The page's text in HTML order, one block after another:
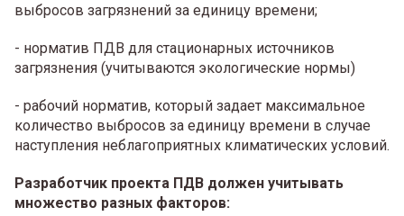
выбросов загрязнений за единицу времени;
- норматив ПДВ для стационарных источников
загрязнения (учитываются экологические нормы)
- рабочий норматив, который задает максимальное
количество выбросов за единицу времени в случае
наступления неблагоприятных климатических условий.
Разработчик проекта ПДВ должен учитывать
множество разных факторов: